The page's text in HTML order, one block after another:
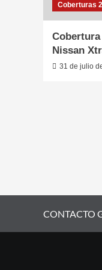
Coberturas
Nissan
31 de julio
CONTACTO